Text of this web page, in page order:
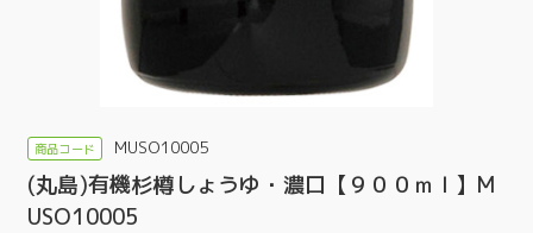
MUSO10005
(丸島)有機杉樽しょうゆ・濃口【９００ｍｌ】M
USO10005